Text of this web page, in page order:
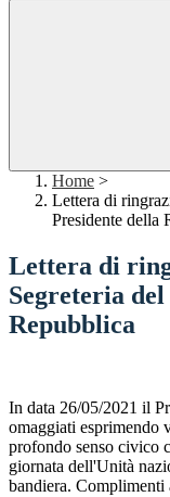
Home >
Lettera di
Presidente della
Lettera di
Segreteria
Repubblica
In data 26/05/2021 il
omaggiati esprimendo
profondo senso civico
giornata dell'Unità
bandiera.